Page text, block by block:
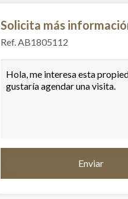
Solicita más
Ref. AB1805112